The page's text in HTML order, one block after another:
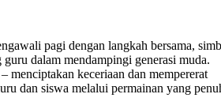
pagi dengan langkah bersama,
guru dalam mendampingi generasi muda.
menciptakan keceriaan dan mempererat
dan siswa melalui permainan yang